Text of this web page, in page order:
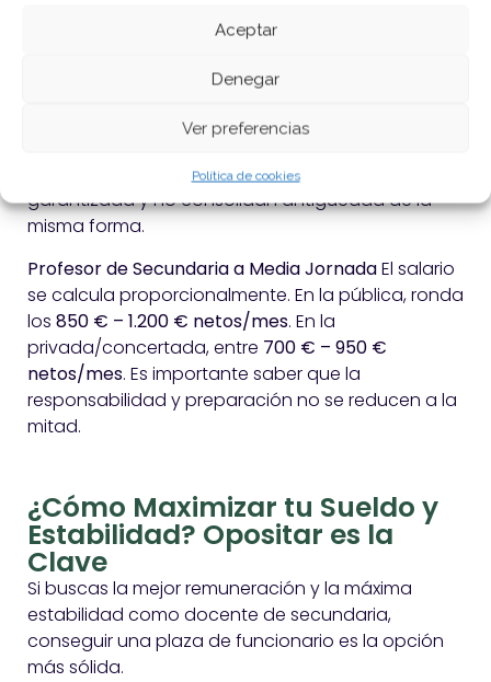
Aceptar
Denegar
Ver preferencias
Política de cookies
o concertada.
Profesor de Secundaria Interino
cubren vacantes temporales en la pública. Su
sueldo es similar al de un funcionario inicial (sin
Sin embargo, carecen de la estabilidad
garantizada y no consolidan antigüedad de la
misma forma.
Profesor de Secundaria a Media JornadaEl salario
se calcula proporcionalmente. En la pública, ronda
los 850 € – 1.200 € netos/mes. En la
privada/concertada, entre 700 € – 950 €
netos/mes. Es importante saber que la
responsabilidad y preparación no se reducen a la
mitad.
¿Cómo Maximizar tu Sueldo y
Estabilidad? Opositar es la
Clave
Si buscas la mejor remuneración y la máxima
estabilidad como docente de secundaria,
conseguir una plaza de funcionario es la opción
más sólida.